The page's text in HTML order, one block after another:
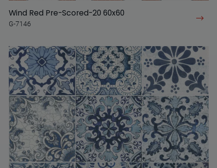
Wind Red Pre-Scored-20 60x60
G-7146